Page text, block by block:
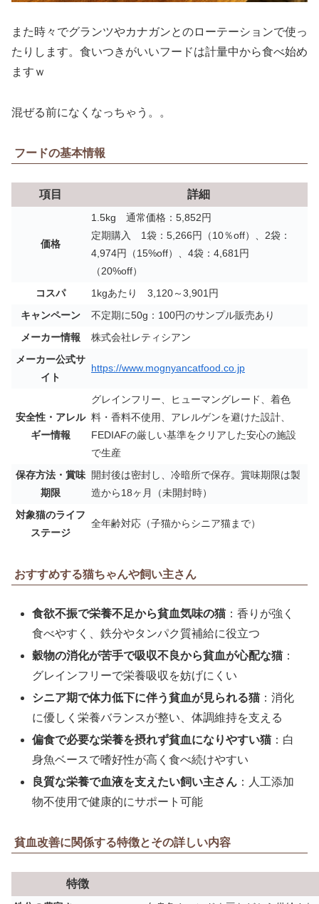
また時々でグランツやカナガンとのローテーションで使っ
たりします。食いつきがいいフードは計量中から食べ始め
ますｗ
混ぜる前になくなっちゃう。。
フードの基本情報
項目 詳細
価格
1.5kg 通常価格：5,852円
定期購入 1袋：5,266円（10％off）、2袋：
4,974円（15%off）、4袋：4,681円
（20%off）
コスパ
1kgあたり 3,120～3,901円
キャンペーン
不定期に50g：100円のサンプル販売あり
メーカー情報
株式会社レティシアン
メーカー公式サ
イト
https://www.mognyancatfood.co.jp
安全性・アレル
ギー情報
グレインフリー、ヒューマングレード、着色
料・香料不使用、アレルゲンを避けた設計、
FEDIAFの厳しい基準をクリアした安心の施設
で生産
保存方法・賞味
期限
開封後は密封し、冷暗所で保存。賞味期限は製
造から18ヶ月（未開封時）
対象猫のライフ
ステージ
全年齢対応（子猫からシニア猫まで）
おすすめする猫ちゃんや飼い主さん
食欲不振で栄養不足から貧血気味の猫：香りが強く
食べやすく、鉄分やタンパク質補給に役立つ
穀物の消化が苦手で吸収不良から貧血が心配な猫：
グレインフリーで栄養吸収を妨げにくい
シニア期で体力低下に伴う貧血が見られる猫：消化
に優しく栄養バランスが整い、体調維持を支える
偏食で必要な栄養を摂れず貧血になりやすい猫：白
身魚ベースで嗜好性が高く食べ続けやすい
良質な栄養で血液を支えたい飼い主さん ：人工添加
物不使用で健康的にサポート可能
貧血改善に関係する特徴とその詳しい内容
特徴